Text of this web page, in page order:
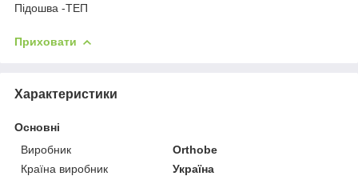
Підошва -ТЕП
Приховати
Характеристики
Основні
Виробник
Orthobe
Країна виробник
Україна